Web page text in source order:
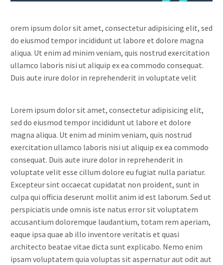
orem ipsum dolor sit amet, consectetur adipisicing elit, sed
do eiusmod tempor incididunt ut labore et dolore magna
aliqua. Ut enim ad minim veniam, quis nostrud exercitation
ullamco laboris nisi ut aliquip ex ea commodo consequat.
Duis aute irure dolor in reprehenderit in voluptate velit
Lorem ipsum dolor sit amet, consectetur adipisicing elit,
sed do eiusmod tempor incididunt ut labore et dolore
magna aliqua. Ut enim ad minim veniam, quis nostrud
exercitation ullamco laboris nisi ut aliquip ex ea commodo
consequat. Duis aute irure dolor in reprehenderit in
voluptate velit esse cillum dolore eu fugiat nulla pariatur.
Excepteur sint occaecat cupidatat non proident, sunt in
culpa qui officia deserunt mollit anim id est laborum. Sed ut
perspiciatis unde omnis iste natus error sit voluptatem
accusantium doloremque laudantium, totam rem aperiam,
eaque ipsa quae ab illo inventore veritatis et quasi
architecto beatae vitae dicta sunt explicabo. Nemo enim
ipsam voluptatem quia voluptas sit aspernatur aut odit aut